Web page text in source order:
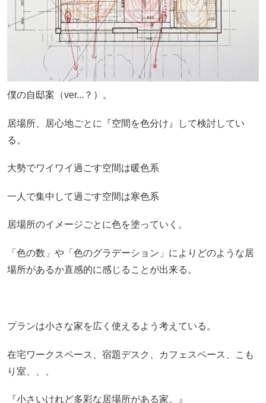
僕の自邸案（ver...？）。
居場所、居心地ごとに『空間を色分け』して検討してい
る。
大勢でワイワイ過ごす空間は暖色系
一人で集中して過ごす空間は寒色系
居場所のイメージごとに色を塗っていく。
「色の数」や「色のグラデーション」によりどのような居
場所があるか直感的に感じることが出来る。
プランは小さな家を広く使えるよう考えている。
在宅ワークスペース、宿題デスク、カフェスペース、こも
り室、、、
『小さいけれど多彩な居場所がある家。』